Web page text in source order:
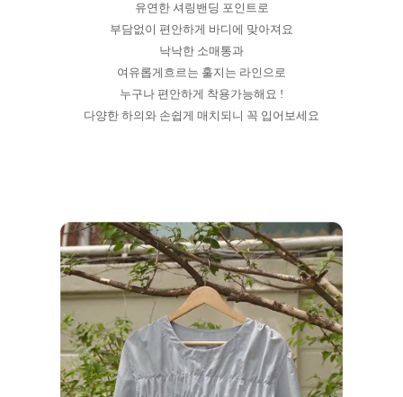
유연한 셔링밴딩 포인트로
부담없이 편안하게 바디에 맞아져요
낙낙한 소매통과
여유롭게흐르는 훌지는 라인으로
누구나 편안하게 착용가능해요 !
다양한 하의와 손쉽게 매치되니 꼭 입어보세요